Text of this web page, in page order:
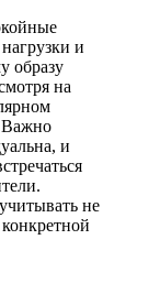
и
образу
на
Важно
и
не